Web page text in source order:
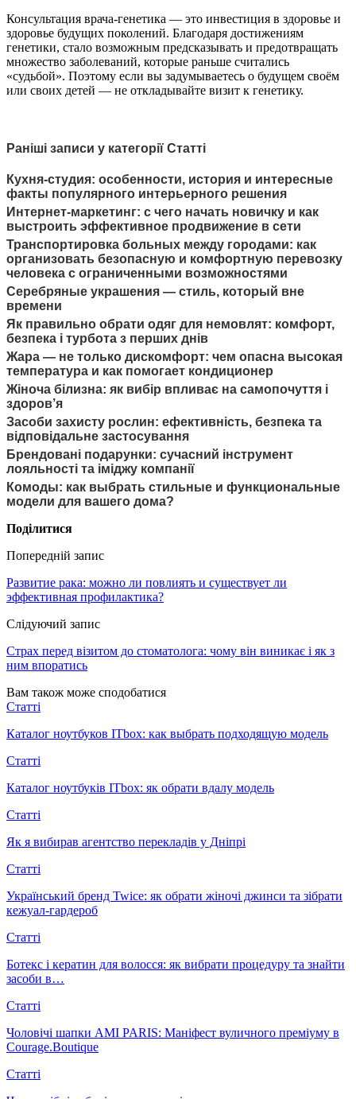
Консультация врача-генетика — это инвестиция в здоровье и
здоровье будущих поколений. Благодаря достижениям
генетики, стало возможным предсказывать и предотвращать
множество заболеваний, которые раньше считались
«судьбой». Поэтому если вы задумываетесь о будущем своём
или своих детей — не откладывайте визит к генетику.
Раніші записи у категорії Статті
Кухня-студия: особенности, история и интересные
факты популярного интерьерного решения
Интернет-маркетинг: с чего начать новичку и как
выстроить эффективное продвижение в сети
Транспортировка больных между городами: как
организовать безопасную и комфортную перевозку
человека с ограниченными возможностями
Серебряные украшения — стиль, который вне
времени
Як правильно обрати одяг для немовлят: комфорт,
безпека і турбота з перших днів
Жара — не только дискомфорт: чем опасна высокая
температура и как помогает кондиционер
Жіноча білизна: як вибір впливає на самопочуття і
здоров’я
Засоби захисту рослин: ефективність, безпека та
відповідальне застосування
Брендовані подарунки: сучасний інструмент
лояльності та іміджу компанії
Комоды: как выбрать стильные и функциональные
модели для вашего дома?
Поділитися
Попередній запис
Развитие рака: можно ли повлиять и существует ли
эффективная профилактика?
Слідуючий запис
Страх перед візитом до стоматолога: чому він виникає і як з
ним впоратись
Вам також може сподобатися
Статті
Каталог ноутбуков ITbox: как выбрать подходящую модель
Статті
Каталог ноутбуків ITbox: як обрати вдалу модель
Статті
Як я вибирав агентство перекладів у Дніпрі
Статті
Український бренд Twice: як обрати жіночі джинси та зібрати
кежуал-гардероб
Статті
Ботекс і кератин для волосся: як вибрати процедуру та знайти
засоби в…
Статті
Чоловічі шапки AMI PARIS: Маніфест вуличного преміуму в
Courage.Boutique
Статті